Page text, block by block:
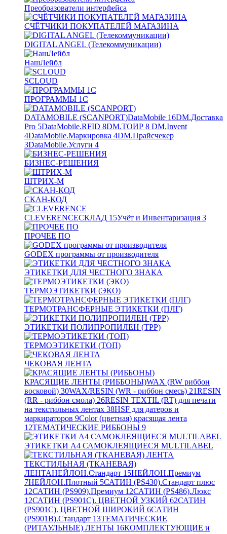
Преобразователи интерфейса
СЧЁТЧИКИ ПОКУПАТЕЛЕЙ МАГАЗИНА
DIGITAL ANGEL (Телекоммуникации)
НашЛейбл
SCLOUD
ПРОГРАММЫ 1С
DATAMOBILE (SCANPORT)DataMobile 16DM.Доставка
Pro 5DataMobile.RFID 8DM.ТОИР 8 DM.Invent
4DataMobile.Маркировка 4DM.Прайсчекер
3DataMobile.Услуги 4
БИЗНЕС-РЕШЕНИЯ
ШТРИХ-М
СКАН-КОД
CLEVERENCEСКЛАД 15Учёт и Инвентаризация 3
ПРОЧЕЕ ПО
GODEX программы от производителя
ЭТИКЕТКИ ДЛЯ ЧЕСТНОГО ЗНАКА
ТЕРМОЭТИКЕТКИ (ЭКО)
ТЕРМОТРАНСФЕРНЫЕ ЭТИКЕТКИ (ПЛГ)
ЭТИКЕТКИ ПОЛИПРОПИЛЕН (TPP)
ТЕРМОЭТИКЕТКИ (ТОП)
ЧЕКОВАЯ ЛЕНТА
КРАСЯЩИЕ ЛЕНТЫ (РИББОНЫ)WAX (RW риббон
восковой) 30WAX/RESIN (WR - риббон смесь) 21RESIN
(RR - риббон смола) 26RESIN TEXTIL (RT) для печати
на текстильных лентах 38HSF для датеров и
маркираторов 9Color (цветная) красящая лента
12ТЕМАТИЧЕСКИЕ РИББОНЫ 9
ЭТИКЕТКИ А4 САМОКЛЕЯЩИЕСЯ MULTILABEL
ТЕКСТИЛЬНАЯ (ТКАНЕВАЯ)
ЛЕНТАНЕЙЛОН.Стандарт 15НЕЙЛОН.Премиум
7НЕЙЛОН.Плотный 5САТИН (PS430).Стандарт плюс
12САТИН (PS909).Премиум 12САТИН (PS486).Люкс
12САТИН (PS901C). ЦВЕТНОЙ УЗКИЙ 62САТИН
(PS901C). ЦВЕТНОЙ ШИРОКИЙ 6САТИН
(PS901B).Стандарт 13ТЕМАТИЧЕСКИЕ
(РИТАУЛЬНЫЕ) ЛЕНТЫ 16КОМПЛЕКТУЮЩИЕ и